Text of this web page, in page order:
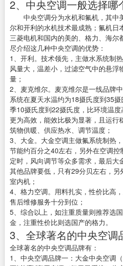
2、中央空调一般选择哪
中央空调分为水机和氟机，其中
尔和开利的水机技术最成熟；氟机日
三菱电机和国内的美的、格力、海尔
尽介绍这几种中央空调的优势：
1、开利。技术领先，主做水系统制
风量大，温差小，过滤空气中的悬浮
量；
2、麦克维尔。麦克维尔是一线品牌
系统在夏天水温约为18摄氏度到35
季10摄氏度到22摄氏度，比环境温
更为高效，能效比极为显著，且运行
筑物供暖、供应热水、调节温度；
3、大金。大金空调主做氟系统制热
节能约百分之40左右，另外在空调
定时，风向调节等众多需求，最后大
其他品牌要低，只有29分贝左右，
室内机；
4、格力空调。用料扎实，性价比高
售后维修服务十分到位；
5、综合以上，如注重质量则推荐选
金，注重性价比则选国产的格力。
3、全球著名的中央空调
全球著名的中央空调品牌有：
1、中央空调品牌一：大金中央空调